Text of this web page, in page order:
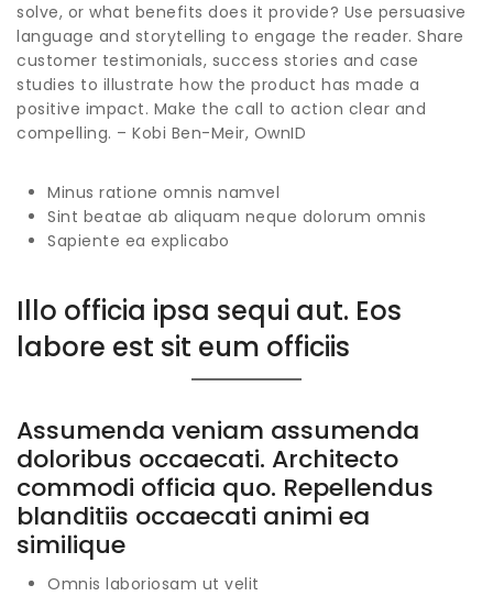
solve, or what benefits does it provide? Use persuasive
language and storytelling to engage the reader. Share
customer testimonials, success stories and case
studies to illustrate how the product has made a
positive impact. Make the call to action clear and
compelling. – Kobi Ben-Meir, OwnID
Minus ratione omnis namvel
Sint beatae ab aliquam neque dolorum omnis
Sapiente ea explicabo
Illo officia ipsa sequi aut. Eos
labore est sit eum officiis
Assumenda veniam assumenda
doloribus occaecati. Architecto
commodi officia quo. Repellendus
blanditiis occaecati animi ea
similique
Omnis laboriosam ut velit